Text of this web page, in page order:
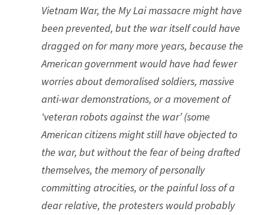
Vietnam War, the My Lai massacre might have
been prevented, but the war itself could have
dragged on for many more years, because the
American government would have had fewer
worries about demoralised soldiers, massive
anti-war demonstrations, or a movement of
‘veteran robots against the war’ (some
American citizens might still have objected to
the war, but without the fear of being drafted
themselves, the memory of personally
committing atrocities, or the painful loss of a
dear relative, the protesters would probably